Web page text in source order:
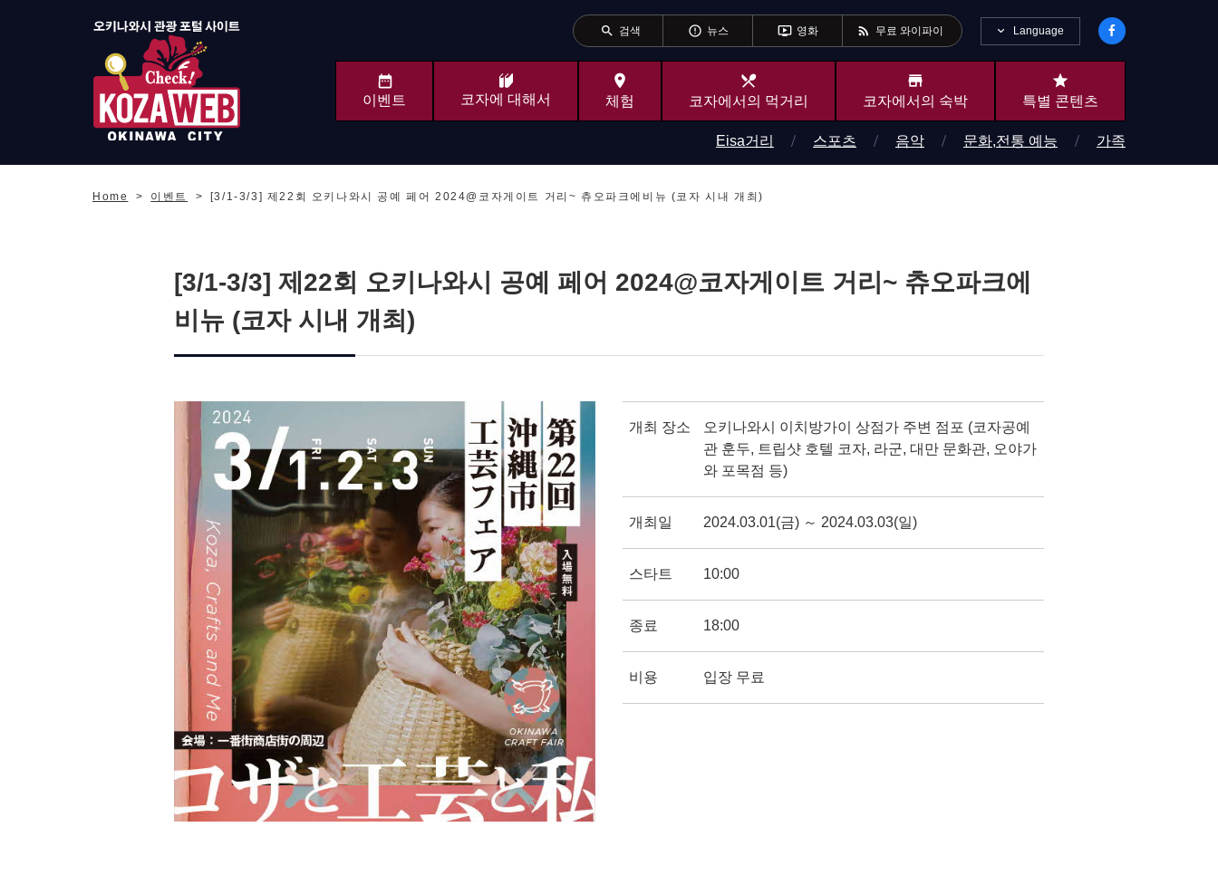
search 검색 error_outline 뉴스 ondemand_video 영화 rss_feed 무료 와이파이 Language
이벤트 코자에 대해서
place
체험
local_dining
코자에서의 먹거리
store
코자에서의 숙박
star
특별 콘텐츠
Eisa거리 스포츠 음악 문화,전통 예능 가족
Home 이벤트 [3/1-3/3] 제22회 오키나와시 공예 페어 2024@코자게이트 거리~ 츄오파크에비뉴 (코자 시내 개최)
[3/1-3/3] 제22회 오키나와시 공예 페어 2024@코자게이트 거리~ 츄오파크에
비뉴 (코자 시내 개최)
개최 장소
오키나와시 이치방가이 상점가 주변 점포 (코자공예
관 훈두, 트립샷 호텔 코자, 라군, 대만 문화관, 오야가
와 포목점 등)
개최일 2024.03.01(금) ～ 2024.03.03(일)
스타트 10:00
종료 18:00
비용 입장 무료